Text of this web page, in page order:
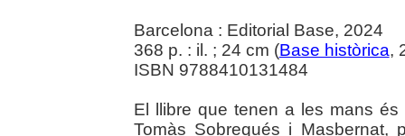
Barcelona : Editorial Base, 2024
368 p. : il. ; 24 cm (Base històrica,
ISBN 9788410131484
El llibre que tenen a les mans
Tomàs Sobrequés i Masbernat,